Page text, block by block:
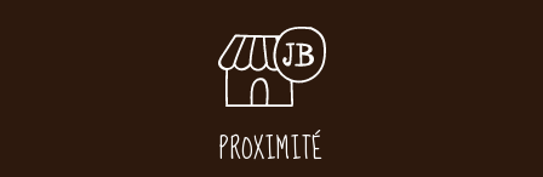
PROXIMITÉ